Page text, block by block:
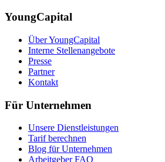
YoungCapital
Über YoungCapital
Interne Stellenangebote
Presse
Partner
Kontakt
Für Unternehmen
Unsere Dienstleistungen
Tarif berechnen
Blog für Unternehmen
Arbeitgeber FAQ